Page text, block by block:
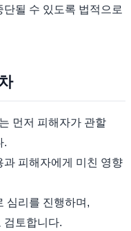
될 수 있도록 법적으로
먼저 피해자가 관할
.
피해자에게 미친 영향
심리를 진행하며,
검토합니다.